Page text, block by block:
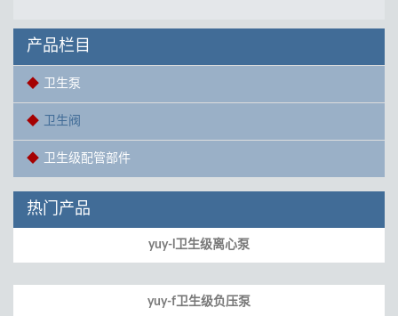
产品栏目
卫生泵
卫生阀
卫生级配管部件
热门产品
yuy-l卫生级离心泵
yuy-f卫生级负压泵